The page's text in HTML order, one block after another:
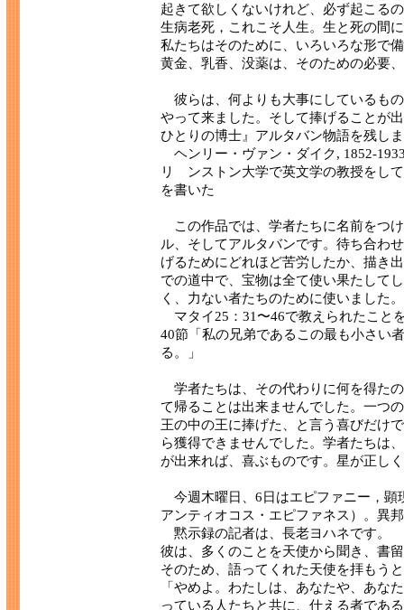
起きて欲しくないけれど、必ず起こる
生病老死，これこそ人生。生と死の間
私たちはそのために、いろいろな形で
黄金、乳香、没薬は、そのための必要
彼らは、何よりも大事にしているも
やって来ました。そして捧げることが
ひとりの博士』アルタバン物語を残し
ヘンリー・ヴァン・ダイク,
リ ンストン大学で英文学の教授をし
を書いた
この作品では、学者たちに名前をつ
ル、そしてアルタバンです。待ち合わ
げるためにどれほど苦労したか、描き
での道中で、宝物は全て使い果たして
く、力ない者たちのために使いました。
マタイ25：31〜46で教えられたこと
40節「私の兄弟であるこの最も小さい
る。」
学者たちは、その代わりに何を得た
て帰ることは出来ませんでした。一つ
王の中の王に捧げた、と言う喜びだけ
ら獲得できませんでした。学者たちは
が出来れば、喜ぶものです。星が正し
今週木曜日、6日はエピファニー，顕
アンティオコス・エピファネス）。異
黙示録の記者は、長老ヨハネです。
彼は、多くのことを天使から聞き、書
そのため、語ってくれた天使を拝もう
「やめよ。わたしは、あなたや、あな
っている人たちと共に、仕える者であ